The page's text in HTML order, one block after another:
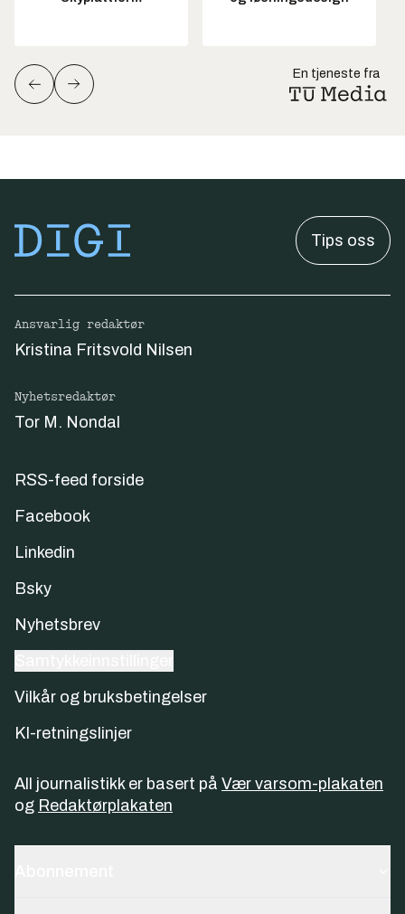
En tjeneste fra
Tips oss
Ansvarlig redaktør
Kristina Fritsvold Nilsen
Nyhetsredaktør
Tor M. Nondal
RSS-feed forside
Facebook
Linkedin
Bsky
Nyhetsbrev
Vilkår og bruksbetingelser
KI-retningslinjer
All journalistikk er basert på Vær varsom-plakaten
og Redaktørplakaten